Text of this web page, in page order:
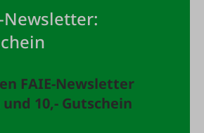
Newsletter:
FAIE-Newsletter
10,- Gutschein